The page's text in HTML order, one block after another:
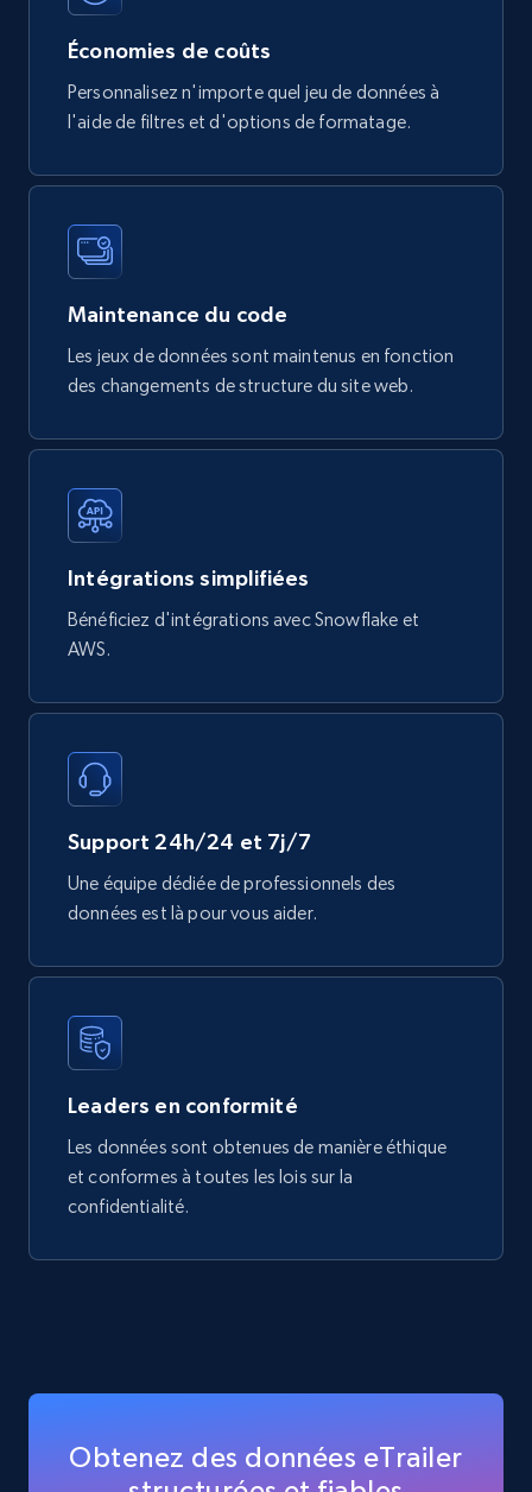
eCommerce
747+ 39+ Buy Now
URL, Review id, Reviewer name, Review date,
Review rating, Review, Found helpful, App url, and
more.
eCommerce
740+ 39+ Buy Now
part number, Manufacturer, Image, Image high,
Manufacturer url, and more.
eCommerce
717+
Économies de coûts
Personnalisez n'importe quel jeu de données à
l'aide de filtres et d'options de formatage.
Maintenance du code
Les jeux de données sont maintenus en fonction
des changements de structure du site web.
Intégrations simplifiées
Bénéficiez d'intégrations avec Snowflake et
AWS.
Support 24h/24 et 7j/7
Une équipe dédiée de professionnels des
données est là pour vous aider.
Leaders en conformité
Les données sont obtenues de manière éthique
et conformes à toutes les lois sur la
confidentialité.
Obtenez des données eTrailer